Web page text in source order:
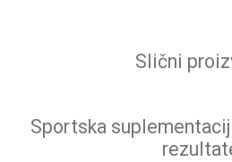
Slični
Sportska